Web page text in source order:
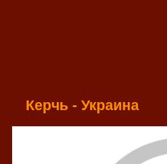
Керчь - Украина